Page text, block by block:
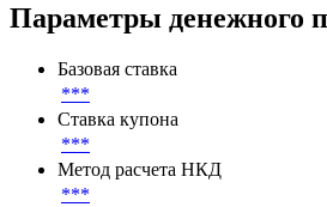
Параметры денежного
Базовая ставка
***
Ставка купона
***
Метод расчета НКД
***